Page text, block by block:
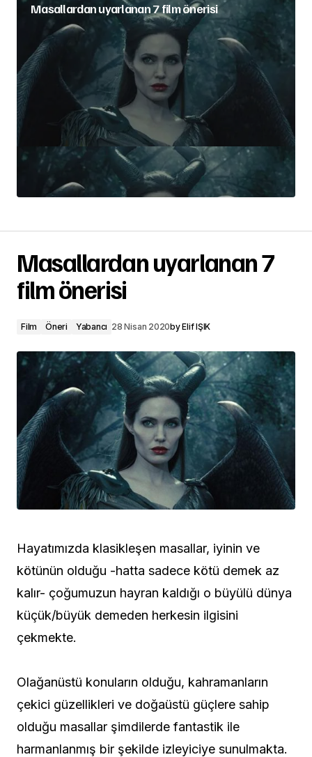
Masallardan uyarlanan 7 film önerisi
Masallardan uyarlanan 7
film önerisi
Film Öneri Yabancı 28 Nisan 2020byElif IŞIK
Hayatımızda klasikleşen masallar, iyinin ve
kötünün olduğu -hatta sadece kötü demek az
kalır- çoğumuzun hayran kaldığı o büyülü dünya
küçük/büyük demeden herkesin ilgisini
çekmekte.
Olağanüstü konuların olduğu, kahramanların
çekici güzellikleri ve doğaüstü güçlere sahip
olduğu masallar şimdilerde fantastik ile
harmanlanmış bir şekilde izleyiciye sunulmakta.